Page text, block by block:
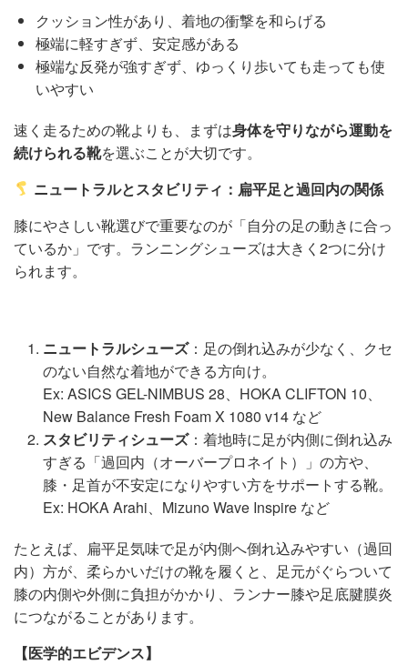
クッション性があり、着地の衝撃を和らげる
極端に軽すぎず、安定感がある
極端な反発が強すぎず、ゆっくり歩いても走っても使
いやすい
速く走るための靴よりも、まずは身体を守りながら運動を
続けられる靴を選ぶことが大切です。
ニュートラルとスタビリティ：扁平足と過回内の関係
膝にやさしい靴選びで重要なのが「自分の足の動きに合っ
ているか」です。ランニングシューズは大きく2つに分け
られます。
ニュートラルシューズ：足の倒れ込みが少なく、クセ
のない自然な着地ができる方向け。
Ex: ASICS GEL-NIMBUS 28、HOKA CLIFTON 10、
New Balance Fresh Foam X 1080 v14 など
スタビリティシューズ：着地時に足が内側に倒れ込み
すぎる「過回内（オーバープロネイト）」の方や、
膝・足首が不安定になりやすい方をサポートする靴。
Ex: HOKA Arahi、Mizuno Wave Inspire など
たとえば、扁平足気味で足が内側へ倒れ込みやすい（過回
内）方が、柔らかいだけの靴を履くと、足元がぐらついて
膝の内側や外側に負担がかかり、ランナー膝や足底腱膜炎
につながることがあります。
【医学的エビデンス】